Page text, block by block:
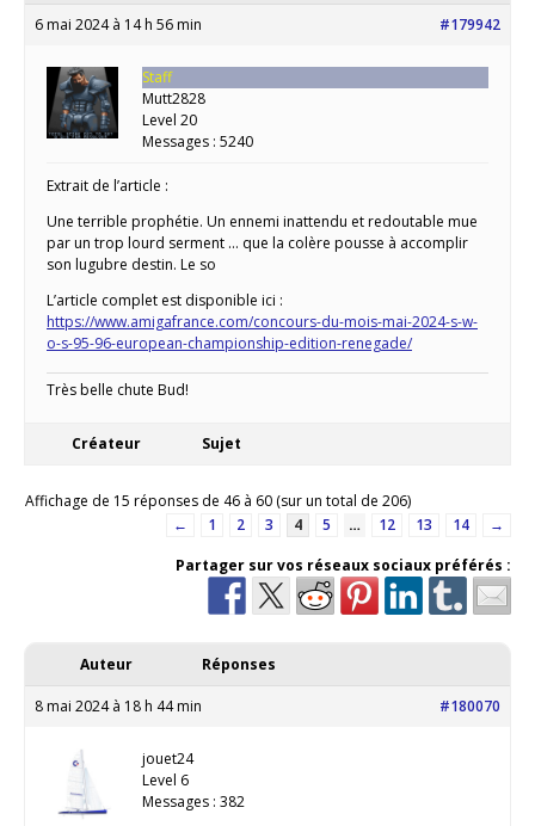
6 mai 2024 à 14 h 56 min #179942
Staff
Mutt2828
Level 20
Messages : 5240
Extrait de l’article :
Une terrible prophétie. Un ennemi inattendu et redoutable mue
par un trop lourd serment … que la colère pousse à accomplir
son lugubre destin. Le so
L’article complet est disponible ici :
https://www.amigafrance.com/concours-du-mois-mai-2024-s-w-
o-s-95-96-european-championship-edition-renegade/
Très belle chute Bud!
Créateur Sujet
Affichage de 15 réponses de 46 à 60 (sur un total de 206)
←
1 2 3 4 5 … 12 13 14
→
Partager sur vos réseaux sociaux préférés :
Auteur Réponses
8 mai 2024 à 18 h 44 min #180070
jouet24
Level 6
Messages : 382